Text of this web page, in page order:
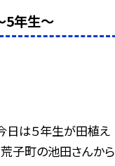
5年生〜
今日は５年生が田植え
荒子町の池田さんから